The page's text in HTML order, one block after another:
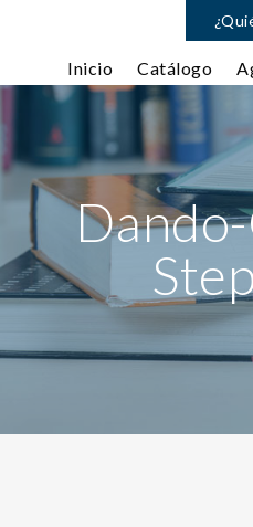
Inicio Catálogo